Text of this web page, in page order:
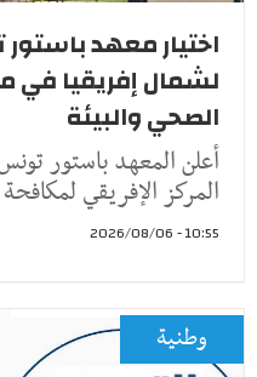
اختيار معهد
لشمال إفريقيا في
الصحي والبيئة
أعلن المعهد باستور
المركز الإفريقي
10:55 - 2026/08/06
وطنية